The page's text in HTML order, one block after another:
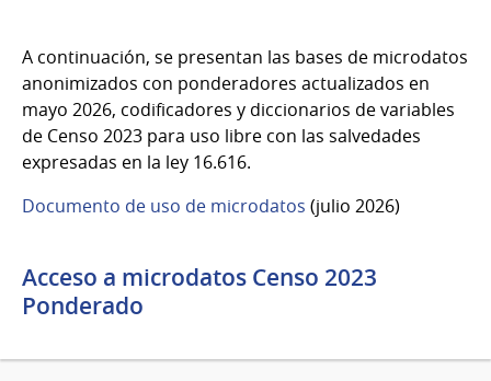
A continuación, se presentan las bases de microdatos
anonimizados con ponderadores actualizados en
mayo 2026, codificadores y diccionarios de variables
de Censo 2023 para uso libre con las salvedades
expresadas en la ley 16.616.
Documento de uso de microdatos (julio 2026)
Acceso a microdatos Censo 2023
Ponderado